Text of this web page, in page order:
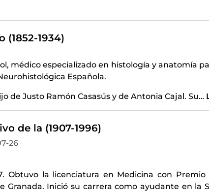
(1852-1934)
médico especializado en histología y anatomía
Española.
de Justo Ramón Casasús y de Antonia Cajal. Su…
de la (1907-1996)
26
Obtuvo la licenciatura en Medicina con
Granada. Inició su carrera como ayudante en la